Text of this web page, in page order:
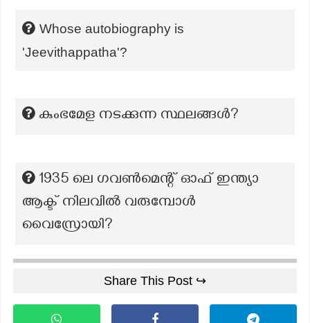
Whose autobiography is
'Jeevithappatha'?
കുംഭമേള നടക്കുന്ന സ്ഥലങ്ങൾ?
1935 ലെ ഗവൺമെന്റ് ഓഫ് ഇന്ത്യാ
ആക്ട് നിലവിൽ വരുമ്പോൾ
വൈസ്രോയി?
Share This Post ↪